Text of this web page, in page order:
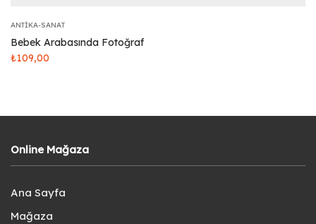
ANTIKA-SANAT
Bebek Arabasında Fotoğraf
₺109,00
Online Mağaza
Ana Sayfa
Mağaza